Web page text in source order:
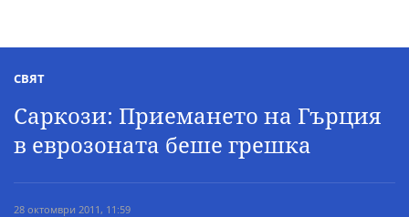
СВЯТ
Саркози: Приемането на Гърция
в еврозоната беше грешка
28 октомври 2011, 11:59